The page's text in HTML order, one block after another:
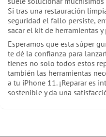
Si tras una restauración
seguridad el fallo persiste,
sacar el kit de herramientas
Esperamos que esta súper
te dé la confianza para
tienes no solo todos estos
también las herramientas
a tu iPhone 11. ¡Reparar es
sostenible y da una